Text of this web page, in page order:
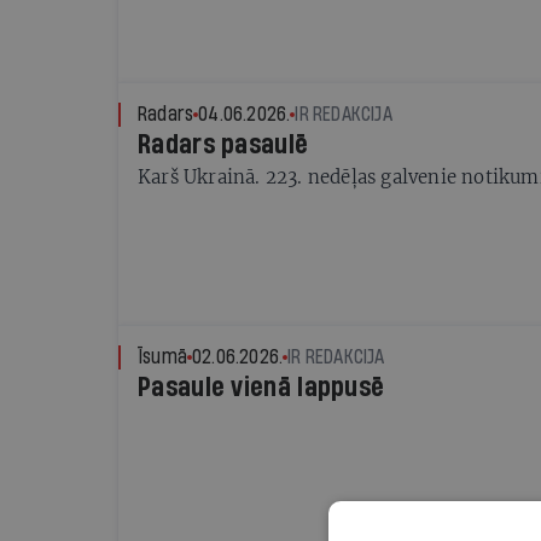
Radars 04.06.2026. IR REDAKCIJA
Radars pasaulē
Karš Ukrainā. 223. nedēļas galvenie
Īsumā 02.06.2026. IR REDAKCIJA
Pasaule vienā lappusē